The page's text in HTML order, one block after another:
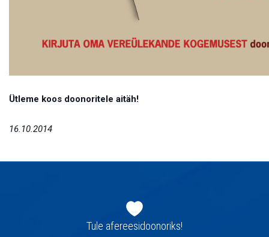
Ütleme koos doonoritele aitäh!
16.10.2014
navigatsioonTule afereesidoonoriks!